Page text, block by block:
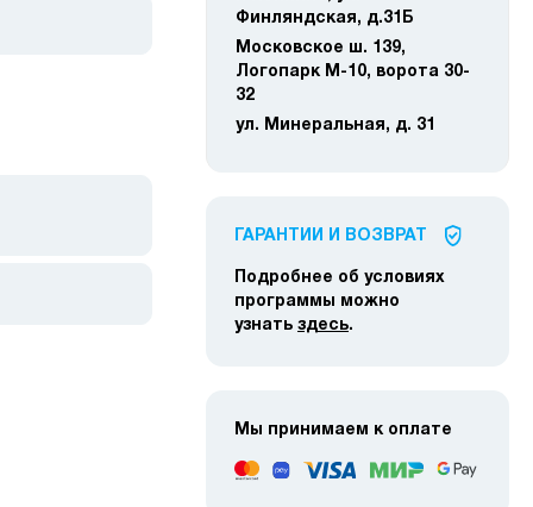
Финляндская, д.31Б
Московское ш. 139,
Логопарк М-10, ворота 30-
32
ул. Минеральная, д. 31
ГАРАНТИИ И ВОЗВРАТ
Подробнее об условиях
программы можно
узнать здесь.
Мы принимаем к оплате